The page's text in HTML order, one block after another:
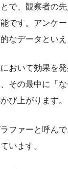
で、観察者の先
です。アンケ
なデータといえ
おいて効果を
その最中に「な
び上がります。
ファーと呼ん
います。